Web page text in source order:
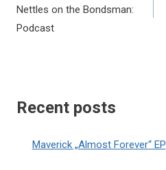
Nettles on the Bondsman:
Podcast
Recent posts
Maverick „Almost Forever“ EP